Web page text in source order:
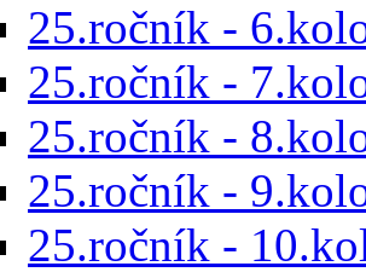
25.ročník -
25.ročník -
25.ročník -
25.ročník -
25.ročník -